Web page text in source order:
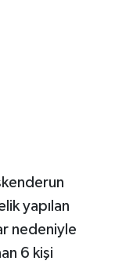
yapılan
nedeniyle
6 kişi